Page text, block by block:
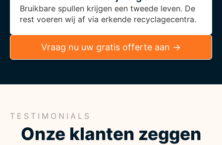
Bruikbare spullen krijgen een tweede leven. De
rest voeren wij af via erkende recyclagecentra.
Vraag nu uw gratis offerte aan →
TESTIMONIALS
Onze klanten zeggen